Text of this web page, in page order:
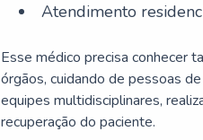
Atendimento
Esse médico precisa conhecer
órgãos, cuidando de pessoas
equipes multidisciplinares,
recuperação do paciente.